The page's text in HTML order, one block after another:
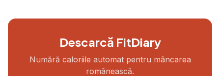
Descarcă FitDiary
Numără caloriile automat pentru mâncarea
românească.